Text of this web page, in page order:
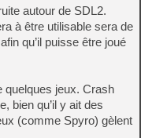
autour de SDL2.
à être utilisable sera de
qu’il puisse être joué
quelques jeux. Crash
bien qu’il y ait des
(comme Spyro) gèlent